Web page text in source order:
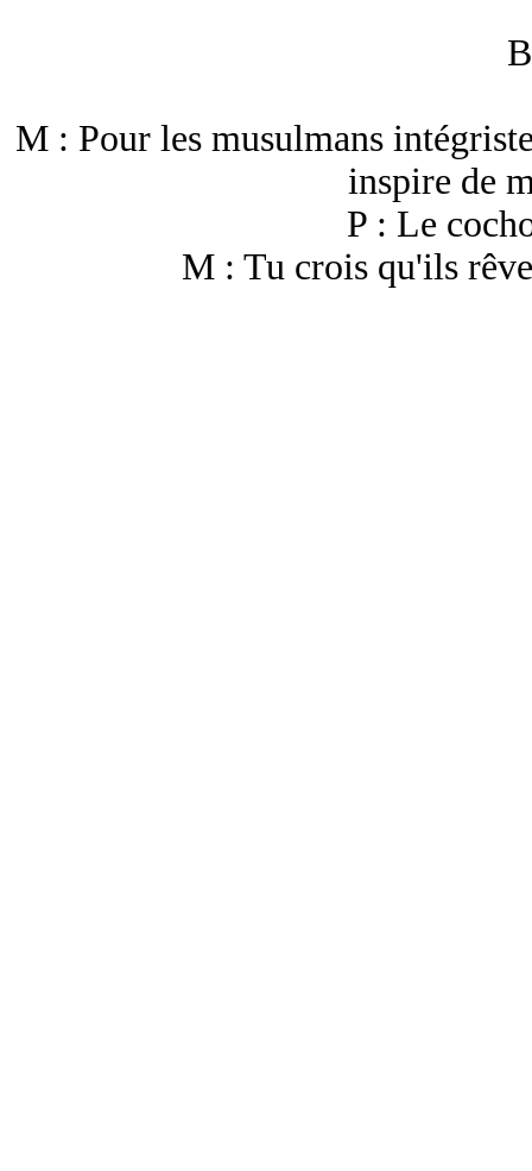
M : Pour les musulmans
inspire de
P : Le
M : Tu crois qu'ils